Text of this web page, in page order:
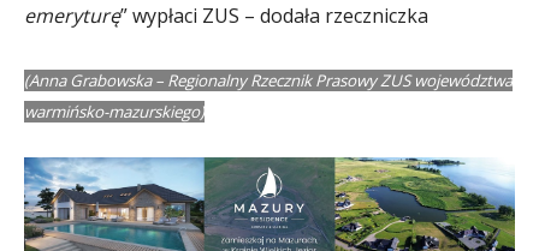
emeryturę” wypłaci ZUS – dodała rzeczniczka
(Anna Grabowska – Regionalny Rzecznik Prasowy ZUSwojewództwa
warmińsko-mazurskiego)